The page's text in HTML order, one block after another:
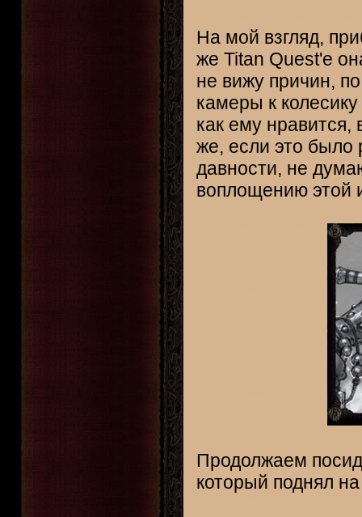
На мой взгляд,
же Titan Quest'е
не вижу причин,
камеры к
как ему
же, если это было
давности, не
воплощению этой
Продолжаем
который поднял